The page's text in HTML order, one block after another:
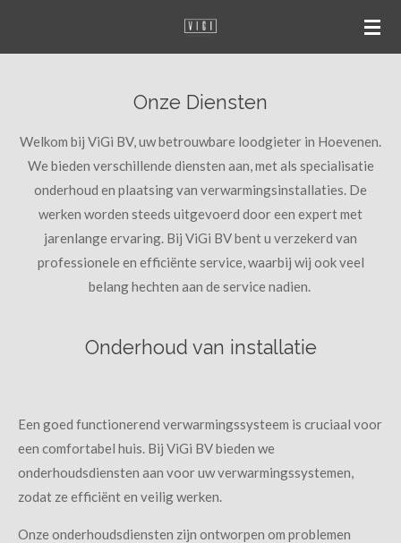
Onze Diensten
Welkom bij ViGi BV, uw betrouwbare loodgieter in Hoevenen.
We bieden verschillende diensten aan, met als specialisatie
onderhoud en plaatsing van verwarmingsinstallaties. De
werken worden steeds uitgevoerd door een expert met
jarenlange ervaring. Bij ViGi BV bent u verzekerd van
professionele en efficiënte service, waarbij wij ook veel
belang hechten aan de service nadien.
Onderhoud van installatie
Een goed functionerend verwarmingssysteem is cruciaal voor
een comfortabel huis. Bij ViGi BV bieden we
onderhoudsdiensten aan voor uw verwarmingssystemen,
zodat ze efficiënt en veilig werken.
Onze onderhoudsdiensten zijn ontworpen om problemen